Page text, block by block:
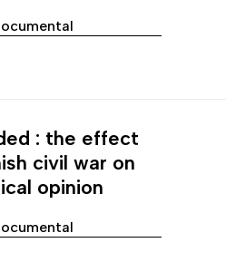
: the effect
civil war on
opinion